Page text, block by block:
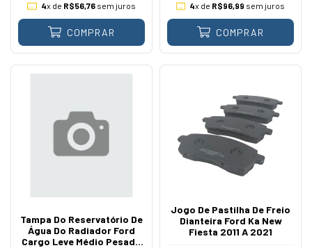
4x de R$56,76sem juros
COMPRAR
4x de R$96,99 sem juros
COMPRAR
Tampa Do Reservatório De
Água Do Radiador Ford
Cargo Leve Médio Pesado
Jogo De Pastilha De Freio
Dianteira Ford Ka New
Fiesta 2011 A 2021